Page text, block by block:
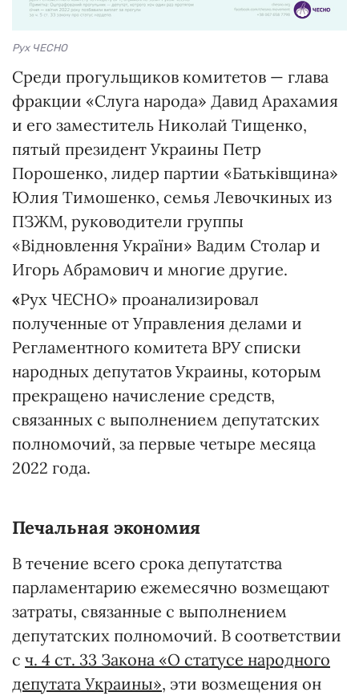
Рух ЧЕСНО
Среди прогульщиков комитетов — глава
фракции «Слуга народа» Давид Арахамия
и его заместитель Николай Тищенко,
пятый президент Украины Петр
Порошенко, лидер партии «Батьківщина»
Юлия Тимошенко, семья Левочкиных из
ПЗЖМ, руководители группы
«Відновлення України» Вадим Столар и
Игорь Абрамович и многие другие.
«Рух ЧЕСНО» проанализировал
полученные от Управления делами и
Регламентного комитета ВРУ списки
народных депутатов Украины, которым
прекращено начисление средств,
связанных с выполнением депутатских
полномочий, за первые четыре месяца
2022 года.
Печальная экономия
В течение всего срока депутатства
парламентарию ежемесячно возмещают
затраты, связанные с выполнением
депутатских полномочий. В соответствии
с ч. 4 ст. 33 Закона «О статусе народного
депутата Украины», эти возмещения он